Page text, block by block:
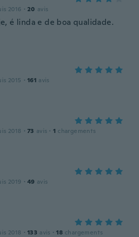
2016 · 20 avis
é linda e de boa qualidade.
2015 · 161 avis
2018 · 73 avis · 1 chargements
2019 · 49 avis
2018 · 133 avis · 18 chargements